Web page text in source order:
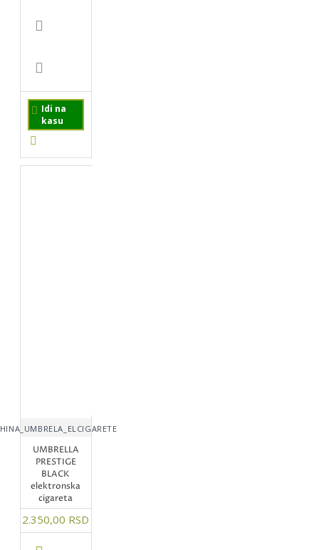
Idi na
kasu
UMBRELLA
PRESTIGE
BLACK
elektronska
cigareta
2.350,00 RSD